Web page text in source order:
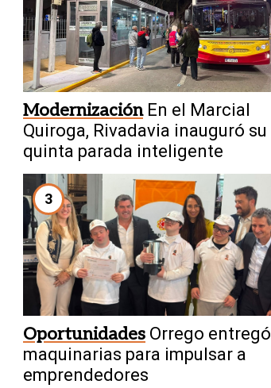
Modernización En el Marcial
Quiroga, Rivadavia inauguró su
quinta parada inteligente
3
Oportunidades Orrego entregó
maquinarias para impulsar a
emprendedores